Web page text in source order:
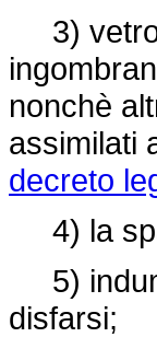
3) vetro,
nonchè
assimilati
decreto
4) la
5)
disfarsi;